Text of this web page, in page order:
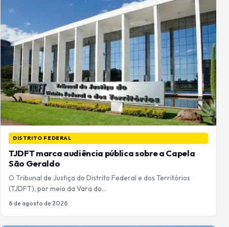
DISTRITO FEDERAL
TJDFT marca audiência pública sobre a Capela
São Geraldo
O Tribunal de Justiça do Distrito Federal e dos Territórios
(TJDFT), por meio da Vara do…
6 de agosto de 2026